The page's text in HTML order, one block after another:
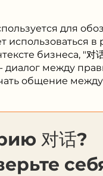
для
в
бизнеса, "
диалог между
общение
对话?